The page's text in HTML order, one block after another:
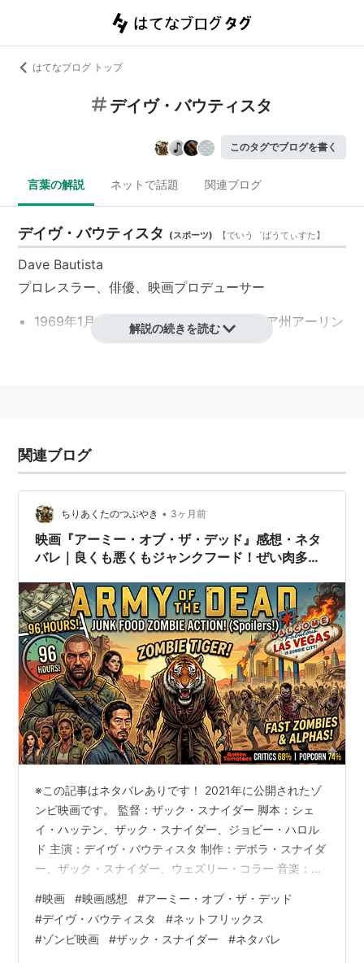
はてなブログ トップ
デイヴ・バウティスタ
このタグでブログを書く
言葉の解説 ネットで話題 関連ブログ
デイヴ・バウティスタ (スポーツ) 【でいう゛ばうてぃすた】
Dave Bautista
プロレスラー、俳優、映画プロデューサー
1969年1月18日、アメリカ／ヴァージニア州アーリン
トン生まれ
バティスタなどのリングネームで知られるプロレスラ
ー。近年は映画界での活躍も目立つ。
主な作品
アベンジャーズ／インフィニティ・ウォー（2018）
ブレードランナー 2049（2017） 出演
ガーディアンズ・オブ・ギャラクシー：リミックス
（2017） 出演
マローダーズ／襲撃者（2016） 出演
キックボクサー リジェネレーション（2015） 出演、
製作総指揮
タイム・トゥ・ラン（2015） 出演
007スペクター（2015） 出演
リディック：ギャラクシー・バトル（2013） 出演
スコーピオン・キング3（2012）＜OV＞ 出演
アイアン・フィスト（2012） 出演
ライジング・サン 〜裏切りの代償〜（2011） 出演
CHUCK／チャック（シーズン4）（2010-2011）＜
TV＞ ゲスト出演
奪還（2010）＜未＞ 出演
解説の続きを読む
関連ブログ
ちりあくたのつぶやき • 3ヶ月前
映画『アーミー・オブ・ザ・デッド』感想・ネタ
バレ｜良くも悪くもジャンクフード！ぜい肉多め
※この記事はネタバレありです！ 2021年に公開されたゾ
ンビ映画です。 監督：ザック・スナイダー 脚本：シェ
イ・ハッテン、ザック・スナイダー、ジョビー・ハロル
ド 主演：デイヴ・バウティスタ 制作：デボラ・スナイダ
ー、ザック・スナイダー、ウェズリー・コラー 音楽：ジ
べたかったから」 映画のジャンルは複合タイプ 導入から
物語が動き出すまでの時間が長い、「ぜい肉」の多い脚
本 丁寧なゾンビの解説助かる、エンタメに振ったゾンビ
#映画 #映画感想 #アーミー・オブ・ザ・デッド
#デイヴ・バウティスタ #ネットフリックス
#ゾンビ映画 #ザック・スナイダー #ネタバレ